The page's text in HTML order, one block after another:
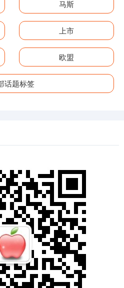
马斯
上市
欧盟
话题标签